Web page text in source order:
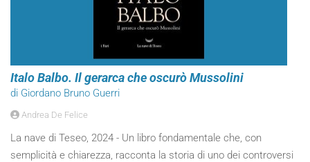
Italo Balbo. Il gerarca che oscurò Mussolini
di Giordano Bruno Guerri
Andrea De Felice
La nave di Teseo, 2024 - Un libro fondamentale che, con
semplicità e chiarezza, racconta la storia di uno dei controversi